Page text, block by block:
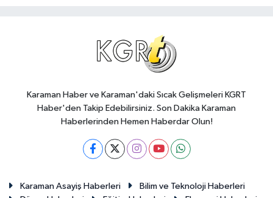
Karaman Haber ve Karaman'daki Sıcak Gelişmeleri KGRT
Haber'den Takip Edebilirsiniz. Son Dakika Karaman
Haberlerinden Hemen Haberdar Olun!
Karaman Asayiş Haberleri
Bilim ve Teknoloji Haberleri